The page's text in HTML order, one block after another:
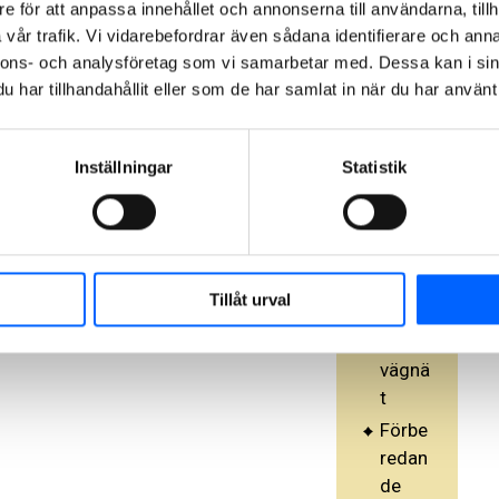
för att anpassa innehållet och annonserna till användarna,
trafik. Vi vidarebefordrar även sådana identifierare och
och analysföretag som vi samarbetar med. Dessa kan i
har tillhandahållit eller som de har samlat in när du har
Inställningar Statistik
Tillåt urval
Föreb
ygga
nde
under
både
kom
muna
lt-
vägnä
t
Förbe
redan
de